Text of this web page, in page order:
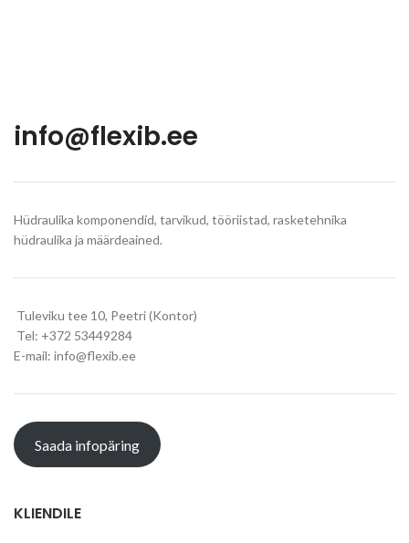
info@flexib.ee
Hüdraulika komponendid, tarvikud, tööriistad, rasketehnika
hüdraulika ja määrdeained.
Tuleviku tee 10, Peetri (Kontor)
Tel: +372 53449284
E-mail: info@flexib.ee
Saada infopäring
KLIENDILE